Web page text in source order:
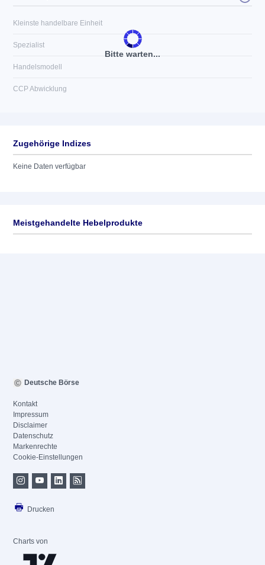
Bitte warten...
Kleinste handelbare Einheit
Spezialist
Handelsmodell
CCP Abwicklung
Zugehörige Indizes
Keine Daten verfügbar
Meistgehandelte Hebelprodukte
Deutsche Börse
Kontakt
Impressum
Disclaimer
Datenschutz
Markenrechte
Cookie-Einstellungen
Drucken
Charts von